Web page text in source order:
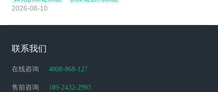
2026-08-10
联系我们
在线咨询 4008-868-127
售前咨询 189-2432-2993